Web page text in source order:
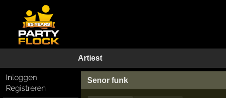
Artiest
Inloggen
Registreren
Senor funk